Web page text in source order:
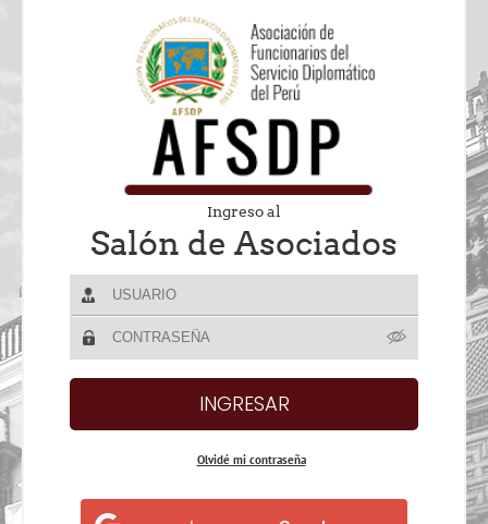
Ingreso al
Salón de Asociados
Olvidé mi contraseña